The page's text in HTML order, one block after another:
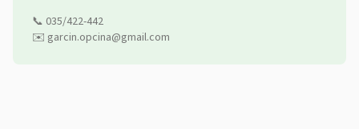
📞 035/422-442
✉️ garcin.opcina@gmail.com